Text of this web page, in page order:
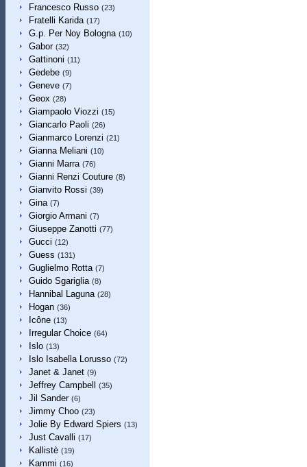
Francesco Russo (23)
Fratelli Karida (17)
G.p. Per Noy Bologna (10)
Gabor (32)
Gattinoni (11)
Gedebe (9)
Geneve (7)
Geox (28)
Giampaolo Viozzi (15)
Giancarlo Paoli (26)
Gianmarco Lorenzi (21)
Gianna Meliani (10)
Gianni Marra (76)
Gianni Renzi Couture (8)
Gianvito Rossi (39)
Gina (7)
Giorgio Armani (7)
Giuseppe Zanotti (77)
Gucci (12)
Guess (131)
Guglielmo Rotta (7)
Guido Sgariglia (8)
Hannibal Laguna (28)
Hogan (36)
Icône (13)
Irregular Choice (64)
Islo (13)
Islo Isabella Lorusso (72)
Janet & Janet (9)
Jeffrey Campbell (35)
Jil Sander (6)
Jimmy Choo (23)
Jolie By Edward Spiers (13)
Just Cavalli (17)
Kallistè (19)
Kammi (16)